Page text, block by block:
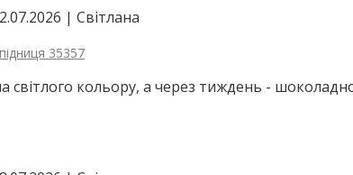
| Світлана
35357
світлого кольору, а через тиждень -